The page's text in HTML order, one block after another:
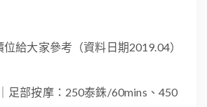
給大家參考（資料日期2019.04）
足部按摩：250泰銖/60mins、450